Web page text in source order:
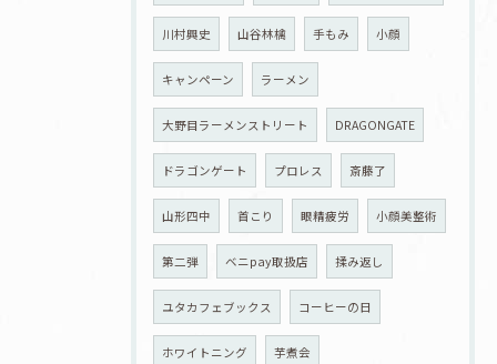
川村興史 山谷林檎 手もみ 小顔
キャンペーン ラーメン
大野目ラーメンストリート DRAGONGATE
ドラゴンゲート プロレス 斎藤了
山形四中 首こり 眼精疲労 小顔美整術
第二弾 ベニpay取扱店 揉み返し
ユタカフェブックス コーヒーの日
ホワイトニング 芋煮会